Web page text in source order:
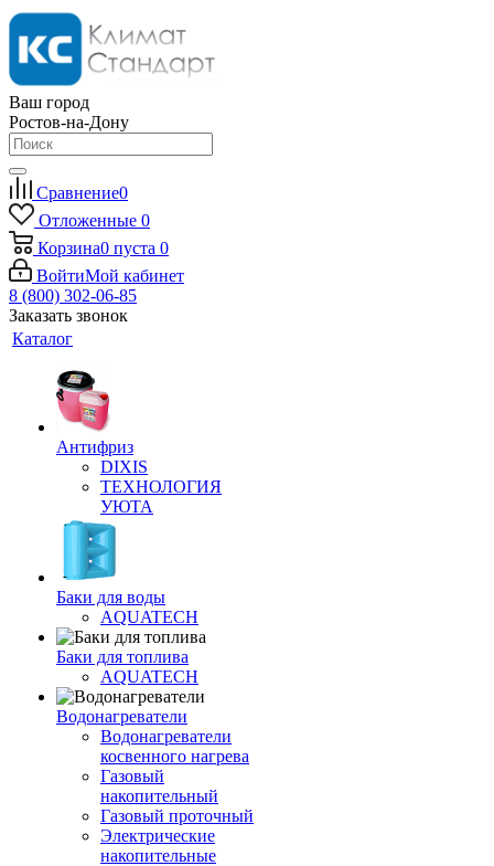
Ваш город
Ростов-на-Дону
Сравнение0
Отложенные 0
Корзина0 пуста 0
ВойтиМой кабинет
8 (800) 302-06-85
Заказать звонок
Каталог
Антифриз
DIXIS
ТЕХНОЛОГИЯ
УЮТА
Баки для воды
AQUATECH
Баки для топлива
AQUATECH
Водонагреватели
Водонагреватели
косвенного нагрева
Газовый
накопительный
Газовый проточный
Электрические
накопительные